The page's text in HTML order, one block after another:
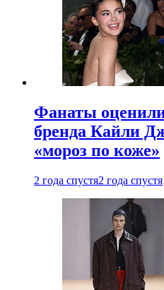
Фанаты
бренда Кайли
«мороз по коже»
2 года спустя2 года спустя